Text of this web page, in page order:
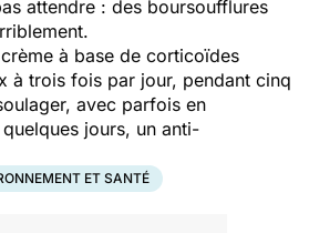
attendre : des boursoufflures
à base de corticoïdes
à trois fois par jour, pendant cinq
avec parfois en
jours, un anti-
ET SANTÉ